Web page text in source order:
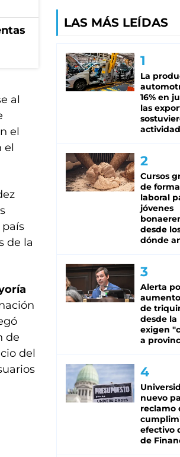
al
el
el
de la
de
del
LAS MÁS LEÍDAS
La
16% en
las
actividad
Cursos
de
laboral
jóvenes
desde
dónde
Alerta
de
desde la
exigen
a
nuevo
reclamo
efectivo
de